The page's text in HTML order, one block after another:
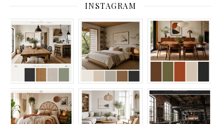
INSTAGRAM